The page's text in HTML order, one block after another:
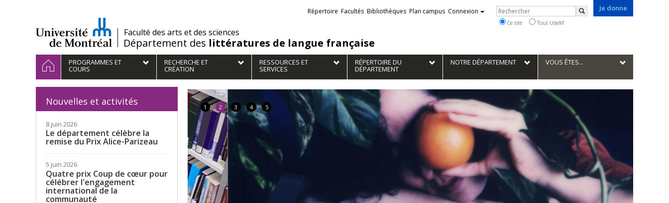
/Faculté des arts et des sciences
Département des littératures de langue française
Je donne
Liens
externes
Répertoire Facultés Bibliothèques Plan campus Connexion Rechercher
Rechercher
Ce site Tout UdeM
Navigation
principale
ACCUEILPROGRAMMES ET
COURS
RECHERCHE ET
CRÉATION
RESSOURCES ET
SERVICES
RÉPERTOIRE DU
DÉPARTEMENT
NOTRE DÉPARTEMENT VOUS ÊTES...
1 2 3 4 5
Nouvelles et activités
8 juin 2026
Le département célèbre la
remise du Prix Alice-Parizeau
5 juin 2026
Quatre prix Coup de cœur pour
célébrer l'engagement
international de la
communauté